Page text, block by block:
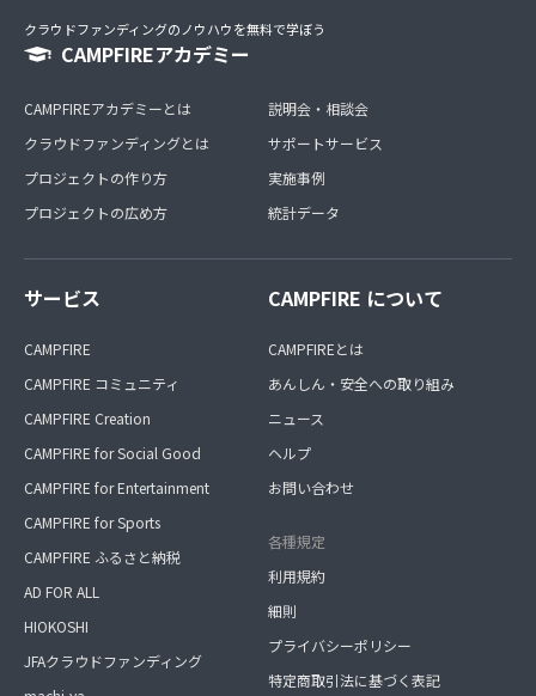
クラウドファンディングのノウハウを無料で学ぼう
CAMPFIREアカデミー
CAMPFIREアカデミーとは
クラウドファンディングとは
プロジェクトの作り方
プロジェクトの広め方
説明会・相談会
サポートサービス
実施事例
統計データ
サービス
CAMPFIRE
CAMPFIRE コミュニティ
CAMPFIRE Creation
CAMPFIRE for Social Good
CAMPFIRE for Entertainment
CAMPFIRE for Sports
CAMPFIRE ふるさと納税
AD FOR ALL
HIOKOSHI
JFAクラウドファンディング
CAMPFIRE について
CAMPFIREとは
あんしん・安全への取り組み
ニュース
ヘルプ
お問い合わせ
各種規定
利用規約
細則
プライバシーポリシー
特定商取引法に基づく表記